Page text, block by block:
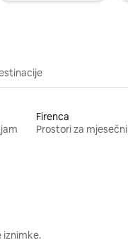
Firenca
Prostori za
iznimke.